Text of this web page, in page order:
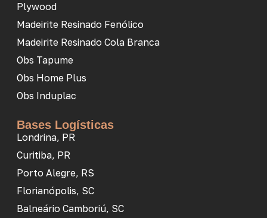
Plywood
Madeirite Resinado Fenólico
Madeirite Resinado Cola Branca
Obs Tapume
Obs Home Plus
Obs Induplac
Bases Logísticas
Londrina, PR
Curitiba, PR
Porto Alegre, RS
Florianópolis, SC
Balneário Camboriú, SC